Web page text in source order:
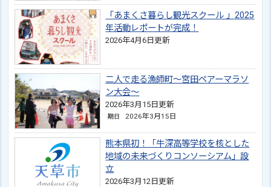
「あまくさ暮らし観光スクール 」2025
年活動レポートが完成！
2026年4月6日更新
二人で走る漁師町～宮田ペアーマラソ
ン大会～
2026年3月15日更新
期日 2026年3月15日
熊本県初！「牛深高等学校を核とした
地域の未来づくりコンソーシアム」設
立
2026年3月12日更新